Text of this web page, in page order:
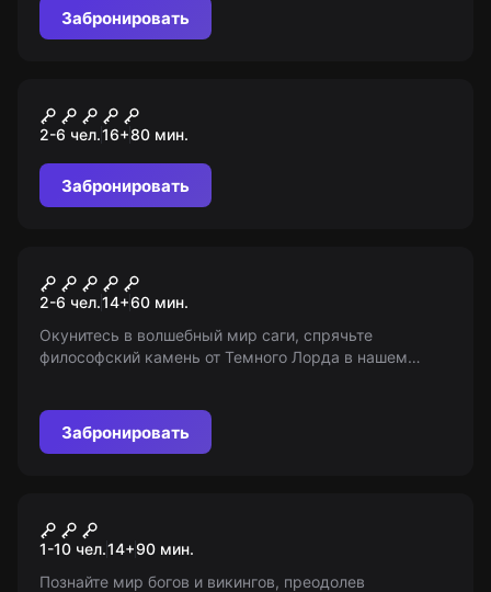
Забронировать
Сайлент Хилл
2-6 чел.16+80 мин.
Забронировать
Гарри и философский камень
2-6 чел.14+60 мин.
Окунитесь в волшебный мир саги, спрячьте
философский камень от Темного Лорда в нашем
Забронировать
Викинги в поисках земли
богов
1-10 чел.14+90 мин.
Познайте мир богов и викингов, преодолев